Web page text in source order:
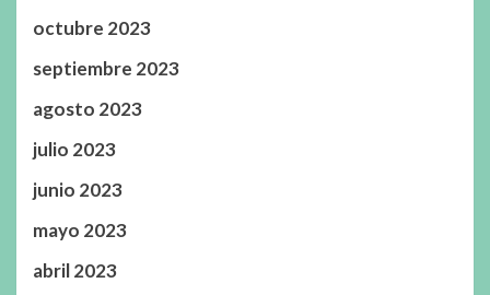
octubre 2023
septiembre 2023
agosto 2023
julio 2023
junio 2023
mayo 2023
abril 2023